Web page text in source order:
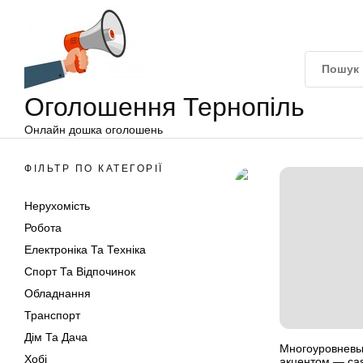
Оголошення Тернопіль
Онлайн дошка оголошень
ФІЛЬТР ПО КАТЕГОРІЇ
Нерухомість
Робота
Електроніка Та Техніка
Спорт Та Відпочинок
Обладнання
Транспорт
Дім Та Дача
Хобі